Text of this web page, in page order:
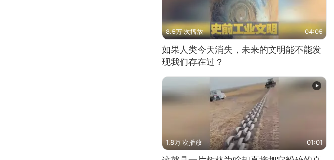
8.5万 次播放 04:05
如果人类今天消失，未来的文明能不能发
现我们存在过？
1.8万 次播放 01:01